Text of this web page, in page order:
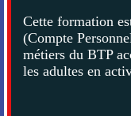
Cette formation
(Compte
métiers du BTP
les adultes en